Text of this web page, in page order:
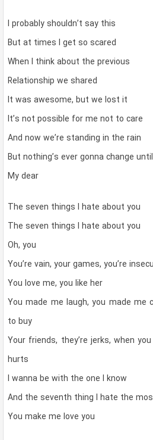
I probably shouldn’t say this
But at times I get so scared
When I think about the previous
Relationship we shared
It was awesome, but we lost it
It’s not possible for me not to care
And now we’re standing in the rain
But nothing’s ever gonna change
My dear
The seven things I hate about you
The seven things I hate about you
Oh, you
You’re vain, your games, you’re
You love me, you like her
You made me laugh, you made me
to buy
Your friends, they’re jerks, when
hurts
I wanna be with the one I know
And the seventh thing I hate the
You make me love you